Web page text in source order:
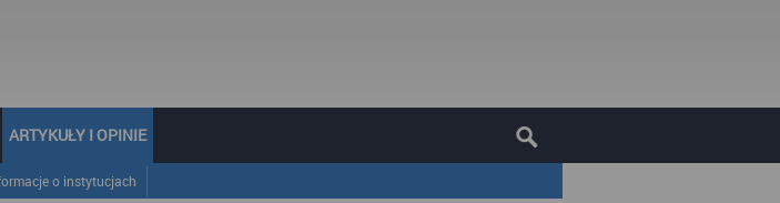
ARTYKUŁY I OPINIE
o instytucjach